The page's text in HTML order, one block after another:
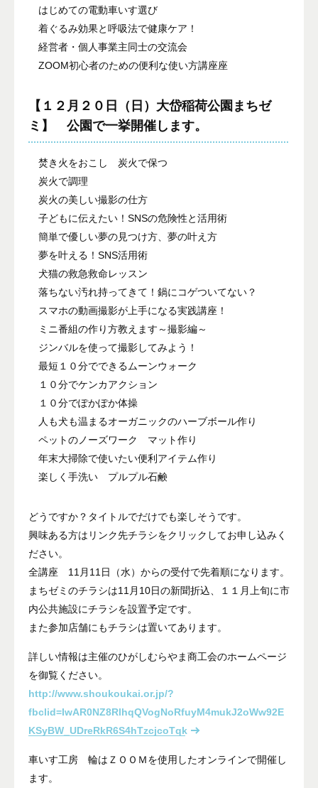
はじめての電動車いす選び
着ぐるみ効果と呼吸法で健康ケア！
経営者・個人事業主同士の交流会
ZOOM初心者のための便利な使い方講座座
【１２月２０日（日）大岱稲荷公園まちゼ
ミ】 公園で一挙開催します。
焚き火をおこし 炭火で保つ
炭火で調理
炭火の美しい撮影の仕方
子どもに伝えたい！SNSの危険性と活用術
簡単で優しい夢の見つけ方、夢の叶え方
夢を叶える！SNS活用術
犬猫の救急救命レッスン
落ちない汚れ持ってきて！鍋にコゲついてない？
スマホの動画撮影が上手になる実践講座！
ミニ番組の作り方教えます～撮影編～
ジンバルを使って撮影してみよう！
最短１０分でできるムーンウォーク
１０分でケンカアクション
１０分でぽかぽか体操
人も犬も温まるオーガニックのハーブボール作り
ペットのノーズワーク マット作り
年末大掃除で使いたい便利アイテム作り
楽しく手洗い プルプル石鹸
どうですか？タイトルでだけでも楽しそうです。
興味ある方はリンク先チラシをクリックしてお申し込みく
ださい。
全講座 11月11日（水）からの受付で先着順になります。
まちゼミのチラシは11月10日の新聞折込、１１月上旬に市
内公共施設にチラシを設置予定です。
また参加店舗にもチラシは置いてあります。
詳しい情報は主催のひがしむらやま商工会のホームページ
を御覧ください。
http://www.shoukoukai.or.jp/?
fbclid=IwAR0NZ8RlhqQVogNoRfuyM4mukJ2oWw92E
KSyBW_UDreRkR6S4hTzcjcoTqk
車いす工房 輪はＺＯＯＭを使用したオンラインで開催し
ます。